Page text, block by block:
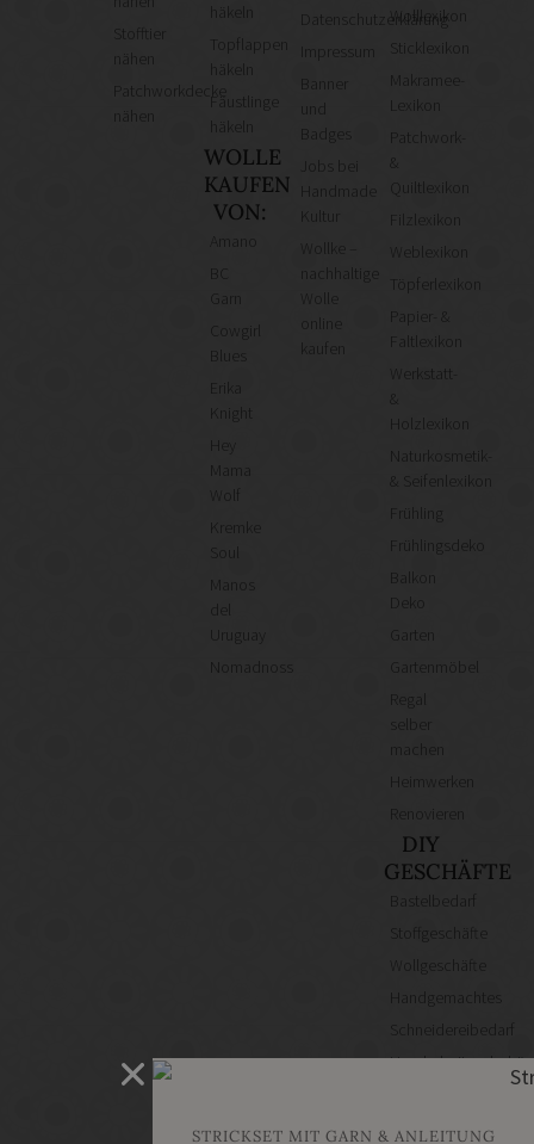
Stofftier
Patchworkdecke
häkeln
Topflappen
häkeln
Fäustlinge
häkeln
WOLLE
KAUFEN
VON:
Cowgirl
Knight
Mama
Wolf
Kremke
Manos
Uruguay
Nomadnoss
Datenschutzerklärung
Kultur
Wollke –
nachhaltige
kaufen
Wolllexikon
Sticklexikon
Makramee-
Lexikon
Patchwork-
&
Quiltlexikon
Weblexikon
Töpferlexikon
Papier- &
Faltlexikon
Werkstatt-
&
Holzlexikon
Naturkosmetik-
& Seifenlexikon
Frühling
Frühlingsdeko
Balkon
Deko
Garten
Gartenmöbel
Regal
Heimwerken
DIY
GESCHÄFTE
Bastelbedarf
Stoffgeschäfte
Wollgeschäfte
Handgemachtes
Schneidereibedarf
Handarbeitszubehör
STRICKSET MIT GARN & ANLEITUNG